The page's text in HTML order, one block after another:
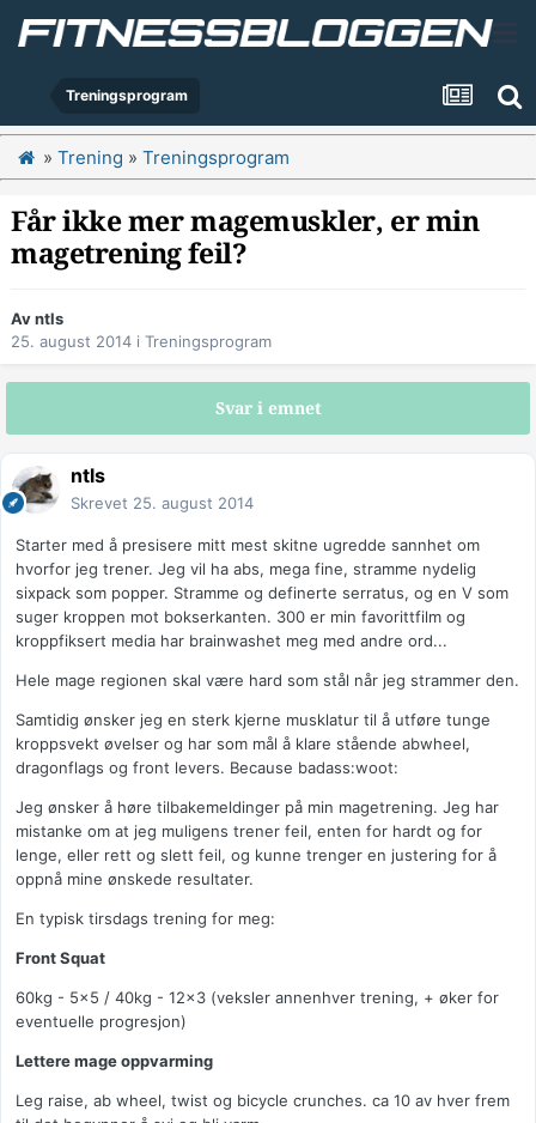
Treningsprogram
» Trening » Treningsprogram
Får ikke mer magemuskler, er min
magetrening feil?
Avntls
25. august 2014 i Treningsprogram
Svar i emnet
ntls
Skrevet 25. august 2014
Starter med å presisere mitt mest skitne ugredde sannhet om
hvorfor jeg trener. Jeg vil ha abs, mega fine, stramme nydelig
sixpack som popper. Stramme og definerte serratus, og en V som
suger kroppen mot bokserkanten. 300 er min favorittfilm og
kroppfiksert media har brainwashet meg med andre ord...
Hele mage regionen skal være hard som stål når jeg strammer den.
Samtidig ønsker jeg en sterk kjerne musklatur til å utføre tunge
kroppsvekt øvelser og har som mål å klare stående abwheel,
dragonflags og front levers. Because badass:woot:
Jeg ønsker å høre tilbakemeldinger på min magetrening. Jeg har
mistanke om at jeg muligens trener feil, enten for hardt og for
lenge, eller rett og slett feil, og kunne trenger en justering for å
oppnå mine ønskede resultater.
En typisk tirsdags trening for meg:
Front Squat
60kg - 5x5 / 40kg - 12x3 (veksler annenhver trening, + øker for
eventuelle progresjon)
Lettere mage oppvarming
Leg raise, ab wheel, twist og bicycle crunches. ca 10 av hver frem